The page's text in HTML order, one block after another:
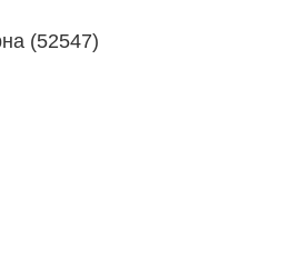
(52547)